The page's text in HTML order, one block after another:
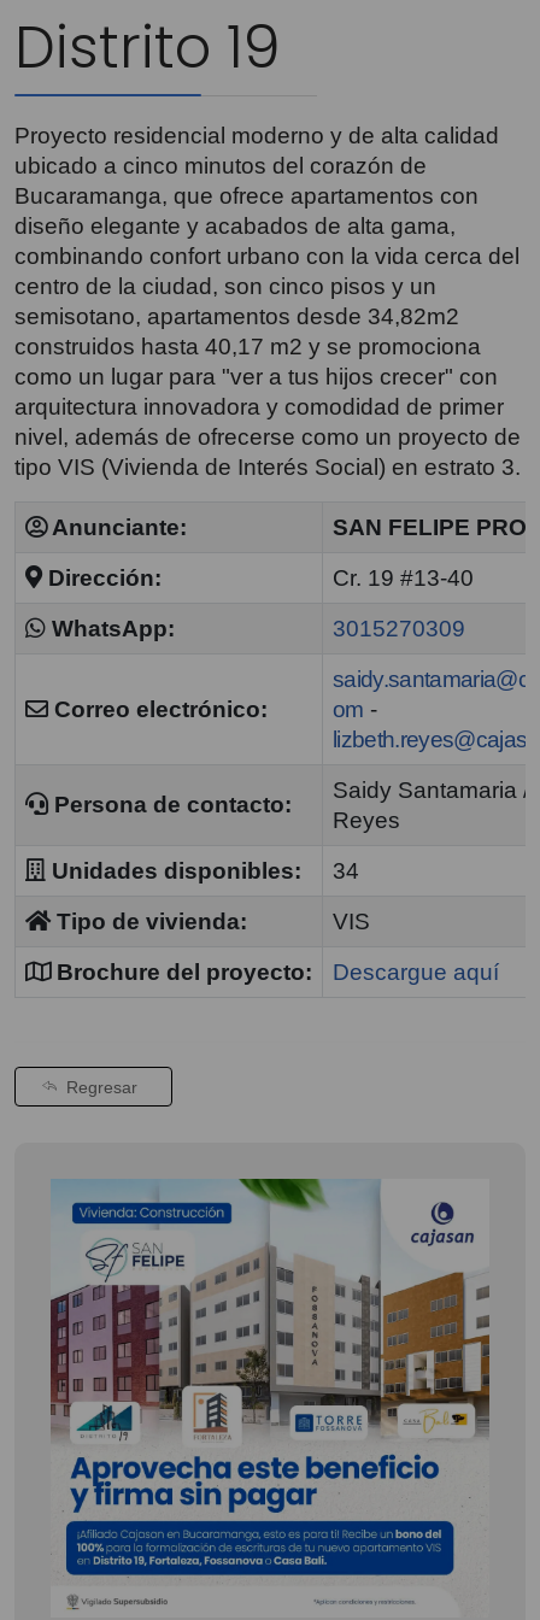
Distrito 19
Proyecto residencial moderno y de alta calidad
ubicado a cinco minutos del corazón de
Bucaramanga, que ofrece apartamentos con
diseño elegante y acabados de alta gama,
combinando confort urbano con la vida cerca del
centro de la ciudad, son cinco pisos y un
semisotano, apartamentos desde 34,82m2
construidos hasta 40,17 m2 y se promociona
como un lugar para "ver a tus hijos crecer" con
arquitectura innovadora y comodidad de primer
nivel, además de ofrecerse como un proyecto de
tipo VIS (Vivienda de Interés Social) en estrato 3.
Anunciante:
SAN FELIPE
Dirección:
Cr. 19 #13-40
WhatsApp:
3015270309
Correo electrónico:
om -
Persona de contacto:
Saidy Santamaria /
Reyes
Unidades disponibles:
34
Tipo de vivienda:
VIS
Brochure del proyecto:
Descargue aquí
Regresar